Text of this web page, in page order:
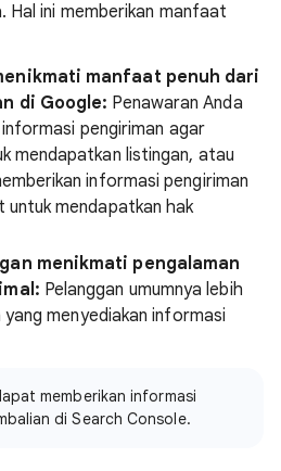
Hal ini memberikan manfaat
manfaat penuh dari
di Google: Penawaran Anda
informasi pengiriman agar
mendapatkan listingan, atau
informasi pengiriman
mendapatkan hak
menikmati pengalaman
Pelanggan umumnya lebih
menyediakan informasi
memberikan informasi
di Search Console.